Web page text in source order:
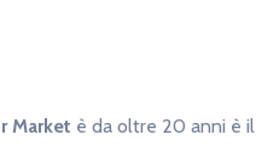
Market è da oltre 20 anni è il